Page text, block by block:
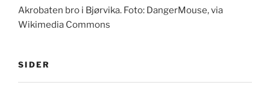
Akrobaten bro i Bjørvika. Foto: DangerMouse, via
Wikimedia Commons
SIDER